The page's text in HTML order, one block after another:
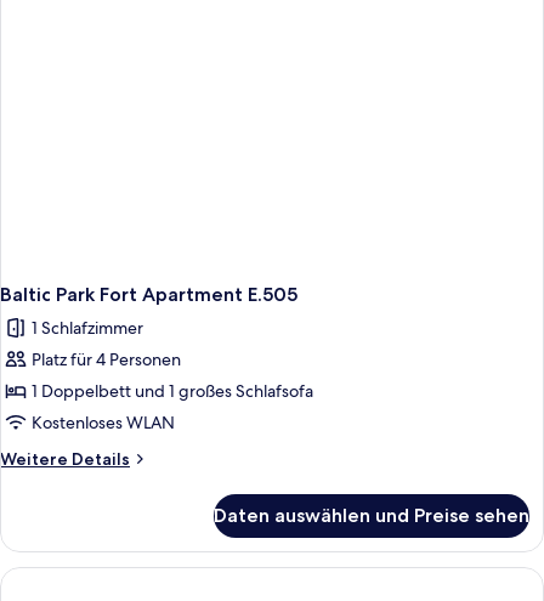
Baltic Park Fort Apartment E.505
1 Schlafzimmer
Platz für 4 Personen
1 Doppelbett und 1 großes Schlafsofa
Kostenloses WLAN
Weitere Details
Weitere
Park
Fort
Apartment
Daten auswählen und Preise sehen